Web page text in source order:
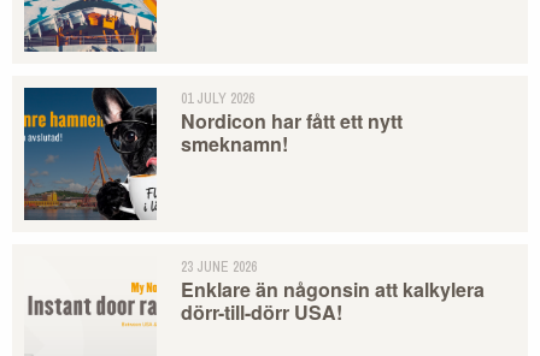
01 JULY 2026
Nordicon har fått ett nytt
smeknamn!
23 JUNE 2026
Enklare än någonsin att kalkylera
dörr-till-dörr USA!